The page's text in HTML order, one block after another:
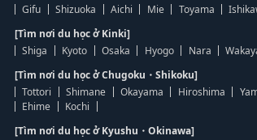
Gifu
Shizuoka Aichi Mie Toyama
[Tìm nơi du học ở Kinki]
Shiga
Kyoto Osaka Hyogo Nara
[Tìm nơi du học ở Chugoku・Shikoku]
Tottori
Shimane Okayama Hiroshima
Ehime
Kochi
[Tìm nơi du học ở Kyushu・Okinawa]